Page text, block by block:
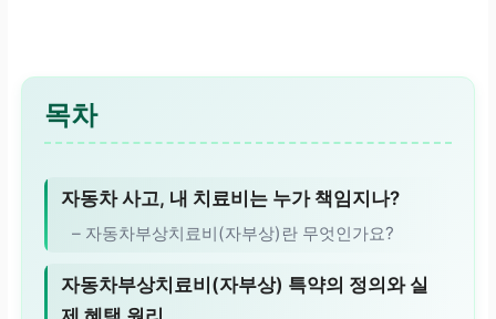
목차
자동차 사고, 내 치료비는 누가 책임지나?
– 자동차부상치료비(자부상)란 무엇인가요?
자동차부상치료비(자부상) 특약의 정의와 실